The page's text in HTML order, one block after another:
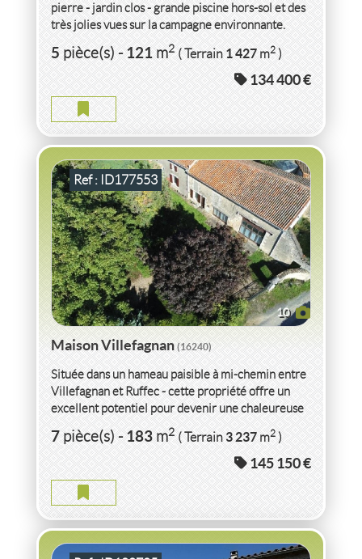
pierre - jardin clos - grande piscine hors-sol et des
très jolies vues sur la campagne environnante.
Habitable de suite - mais...
5pièce(s)-121m2 ( Terrain1 427m2)
134 400 €
10
Ref : ID177553
VENTEMAISON VILLEFAGNAN(16240)
MAISON VILLEFAGNAN
7pièce(s)-183m2 ( Terrain3 237m2)
Maison Villefagnan(16240)
Située dans un hameau paisible à mi-chemin entre
Villefagnan et Ruffec - cette propriété offre un
excellent potentiel pour devenir une chaleureuse
maison...
7pièce(s)-183m2 ( Terrain3 237m2)
145 150 €
VENTEMAISON VILLEFAGNAN(16240)
MAISON VILLEFAGNAN
5pièce(s)-184m2 ( Terrain5 422m2)